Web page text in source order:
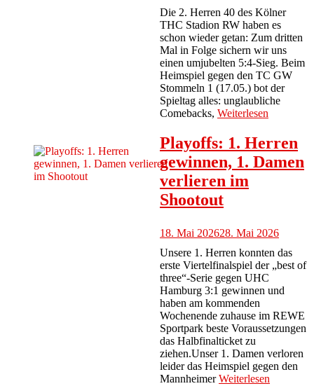
Die 2. Herren 40 des Kölner
THC Stadion RW haben es
schon wieder getan: Zum dritten
Mal in Folge sichern wir uns
einen umjubelten 5:4-Sieg. Beim
Heimspiel gegen den TC GW
Stommeln 1 (17.05.) bot der
Spieltag alles: unglaubliche
Comebacks, Weiterlesen
Playoffs: 1. Herren
gewinnen, 1. Damen
verlieren im
Shootout
18. Mai 202628. Mai 2026
Unsere 1. Herren konnten das
erste Viertelfinalspiel der „best of
three“-Serie gegen UHC
Hamburg 3:1 gewinnen und
haben am kommenden
Wochenende zuhause im REWE
Sportpark beste Voraussetzungen
das Halbfinalticket zu
ziehen.Unser 1. Damen verloren
leider das Heimspiel gegen den
Mannheimer Weiterlesen